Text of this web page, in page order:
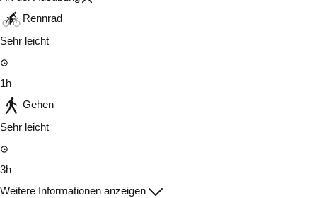
Rennrad
Sehr leicht
1h
Gehen
Sehr leicht
3h
Weitere Informationen anzeigen